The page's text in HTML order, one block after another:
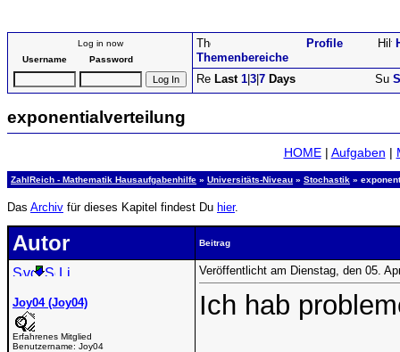
Log in now
Username
Password Themenbereiche
Profile
Last 1 3 7 Days
exponentialverteilung
HOME| Aufgaben |
ZahlReich - Mathematik Hausaufgabenhilfe » Universitäts-Niveau » Stochastik »
Das Archiv für dieses Kapitel findest Du hier.
Autor Beitrag
Joy04 (Joy04)
Erfahrenes Mitglied
Benutzername: Joy04
Veröffentlicht am Dienstag, den 05.
Ich hab